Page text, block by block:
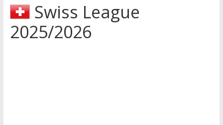
Swiss League
2025/2026